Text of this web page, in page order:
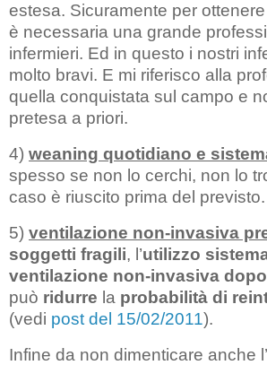
estesa. Sicuramente per
è necessaria una grande
infermieri. Ed in questo i nostri
molto bravi. E mi riferisco alla
quella conquistata sul campo e
pretesa a priori.
4) weaning quotidiano e
spesso se non lo cerchi, non lo
caso è riuscito prima del previsto.
5) ventilazione non-invasiva
soggetti fragili, l’utilizzo
ventilazione non-invasiva
può ridurre la probabilità di
(vedi post del 15/02/2011).
Infine da non dimenticare anche